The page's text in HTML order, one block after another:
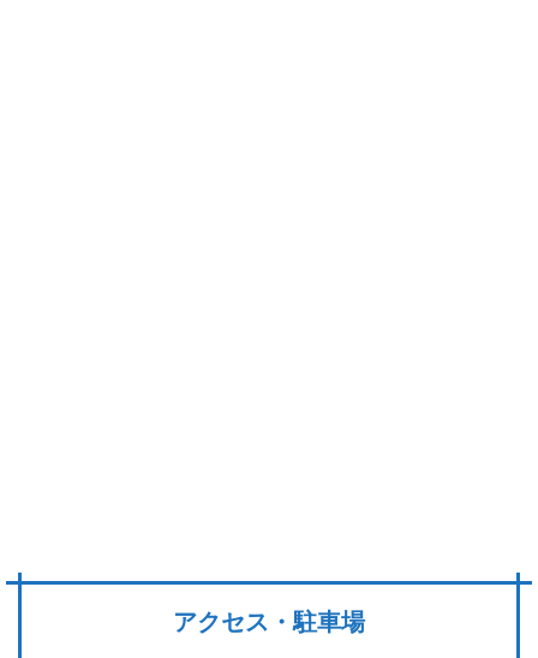
アクセス・駐車場